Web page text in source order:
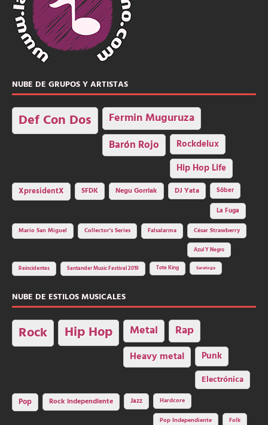
NUBE DE GRUPOS Y ARTISTAS
Def Con Dos Fermin Muguruza
Barón Rojo Rockdelux
Hip Hop Life
XpresidentX SFDK Negu Gorriak DJ Yata
Sôber
La Fuga
Mario San Miguel
Collector's Series Falsalarma César Strawberry
Azul Y Negro
Reincidentes Santander Music Festival 2019 Tote King Saratoga
NUBE DE ESTILOS MUSICALES
Rock Hip Hop Metal Rap
Heavy metal Punk
Electrónica
Pop Rock independiente Jazz Hardcore
Pop Independiente Folk